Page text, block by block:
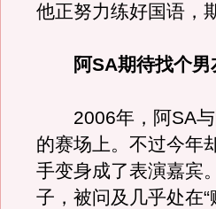
他正努力练好国语，
阿SA期待找个
2006年，阿SA与
的赛场上。不过今年
手变身成了表演嘉宾
子，被问及几乎处在